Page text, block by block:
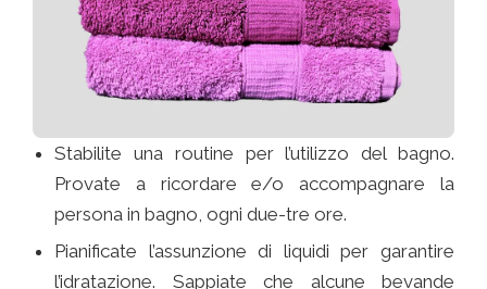
Stabilite una routine per l’utilizzo del bagno.
Provate a ricordare e/o accompagnare la
persona in bagno, ogni due-tre ore.
Pianificate l’assunzione di liquidi per garantire
l’idratazione. Sappiate che alcune bevande